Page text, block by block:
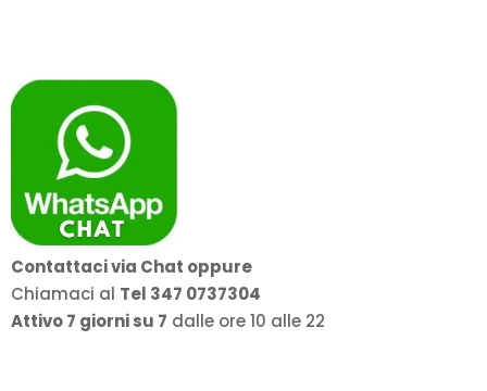
Contattaci via Chat oppure
Chiamaci al Tel 347 0737304
Attivo 7 giorni su 7 dalle ore 10 alle 22